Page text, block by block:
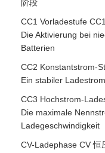
阶段
CC1 Vorladestufe
Die Aktivierung bei
Batterien
CC2 Konstantstrom-
Ein stabiler
CC3 Hochstrom-
Die maximale
Ladegeschwindigkeit
CV-Ladephase CV 恒